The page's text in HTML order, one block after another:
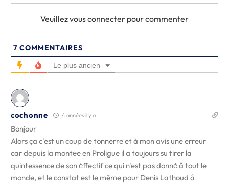
Veuillez vous connecter pour commenter
7 COMMENTAIRES
Le plus ancien
cochonne 4 années il y a
Bonjour
Alors ça c'est un coup de tonnerre et à mon avis une erreur
car depuis la montėe en Proligue il a toujours su tirer la
quintessence de son ėffectif ce qui n'est pas donnė å tout le
monde, et le constat est le même pour Denis Lathoud å